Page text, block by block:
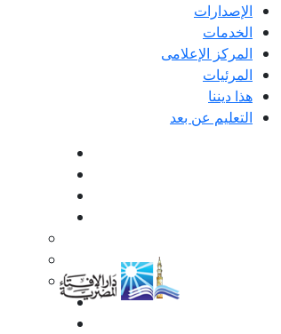
الإصدارات
الخدمات
المركز الإعلامى
المرئيات
هذا ديننا
التعليم عن بعد